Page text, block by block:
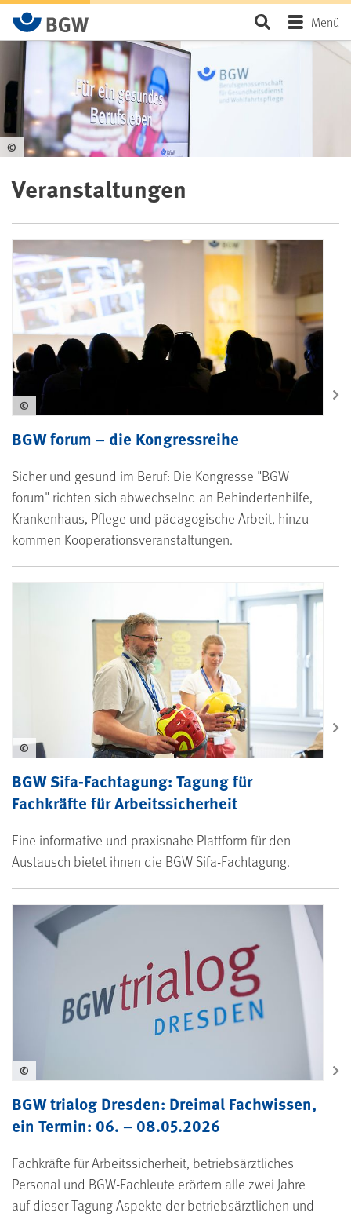
Zum Hauptinhalt springen SeiteMenü
©
Veranstaltungen
BGW-Veranstaltungen
BGW forum – die Kongressreihe
Sicher und gesund im Beruf: Die Kongresse "BGW
forum" richten sich abwechselnd an Behindertenhilfe,
Krankenhaus, Pflege und pädagogische Arbeit, hinzu
kommen Kooperationsveranstaltungen.
©
BGW Sifa-Fachtagung: Tagung für
Fachkräfte für Arbeitssicherheit
Eine informative und praxisnahe Plattform für den
Austausch bietet ihnen die BGW Sifa-Fachtagung.
©
BGW trialog Dresden: Dreimal Fachwissen,
ein Termin: 06. – 08.05.2026
Fachkräfte für Arbeitssicherheit, betriebsärztliches
Personal und BGW-Fachleute erörtern alle zwei Jahre
auf dieser Tagung Aspekte der betriebsärztlichen und
©